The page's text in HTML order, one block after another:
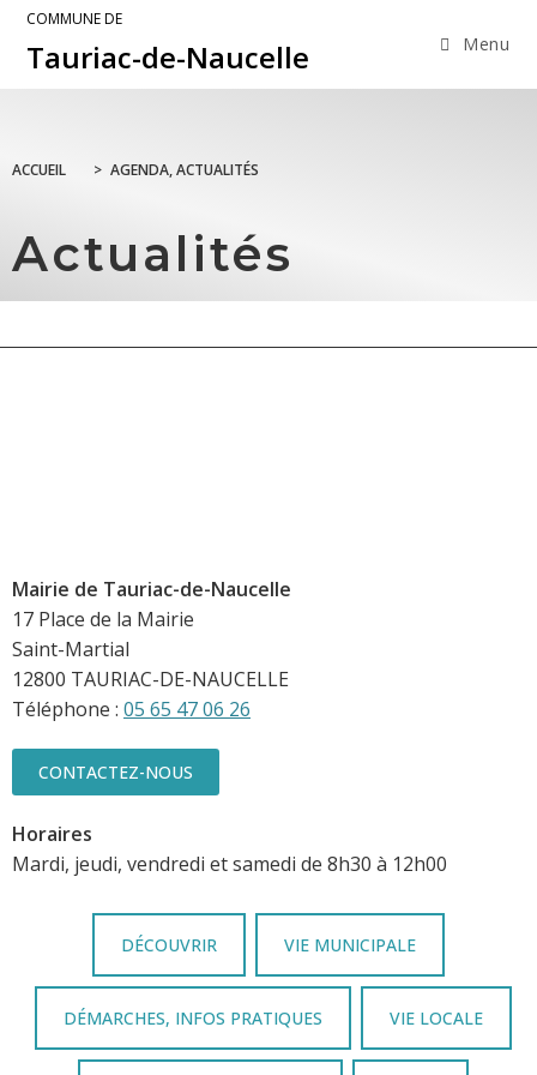
COMMUNE DE
Tauriac-de-Naucelle Menu
ACCUEIL > AGENDA, ACTUALITÉS
Actualités
Mairie de Tauriac-de-Naucelle
17 Place de la Mairie
Saint-Martial
12800 TAURIAC-DE-NAUCELLE
Téléphone : 05 65 47 06 26
CONTACTEZ-NOUS
Horaires
Mardi, jeudi, vendredi et samedi de 8h30 à 12h00
DÉCOUVRIR VIE MUNICIPALE
DÉMARCHES, INFOS PRATIQUES VIE LOCALE